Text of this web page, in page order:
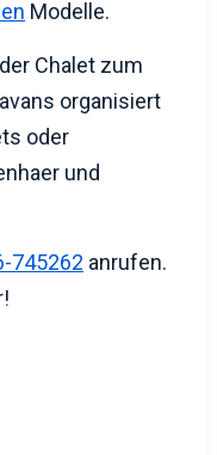
organisiert
oder
und
745262anrufen.
Website